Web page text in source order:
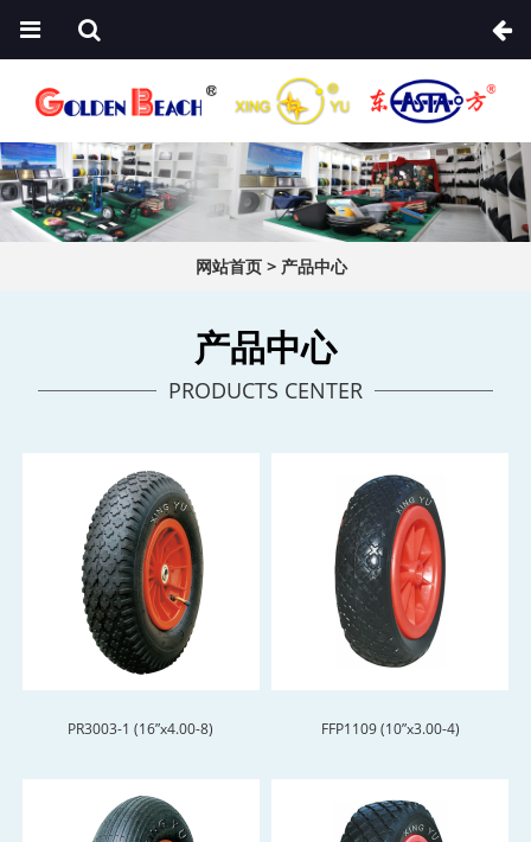
网站首页> 产品中心
产品中心
PRODUCTS CENTER
PR3003-1 (16”x4.00-8) FFP1109 (10”x3.00-4)